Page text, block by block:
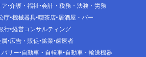
介護・福祉 会計・税務・法務・労務
庁 機械器具 喫茶店 居酒屋・バー
行 経営コンサルティング
属 広告・販促 鉱業 歯医者
リー 自動車・自転車 自動車・輸送機器